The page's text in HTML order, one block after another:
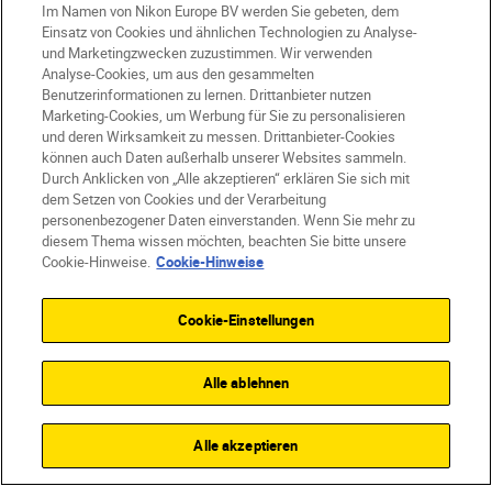
€ 69,99€ 59,49
inkl. MwSt.+Kostenloser Versand
SHOP
Spare
Im Namen von Nikon Europe BV werden Sie gebeten, dem
Einsatz von Cookies und ähnlichen Technologien zu Analyse-
und Marketingzwecken zuzustimmen. Wir verwenden
Analyse-Cookies, um aus den gesammelten
Benutzerinformationen zu lernen. Drittanbieter nutzen
Marketing-Cookies, um Werbung für Sie zu personalisieren
und deren Wirksamkeit zu messen. Drittanbieter-Cookies
können auch Daten außerhalb unserer Websites sammeln.
Durch Anklicken von „Alle akzeptieren“ erklären Sie sich mit
dem Setzen von Cookies und der Verarbeitung
personenbezogener Daten einverstanden. Wenn Sie mehr zu
diesem Thema wissen möchten, beachten Sie bitte unsere
Cookie-Hinweise. Cookie-Hinweise
Cookie-Einstellungen
Alle ablehnen
Alle akzeptieren